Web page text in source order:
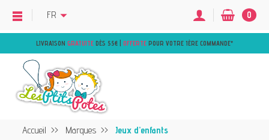
LIVRAISON GRATUITE DÈS 55€ | OFFERTE POUR VOTRE 1ÈRE COMMANDE*
FR 0
Accueil Marques Jeux d’enfants